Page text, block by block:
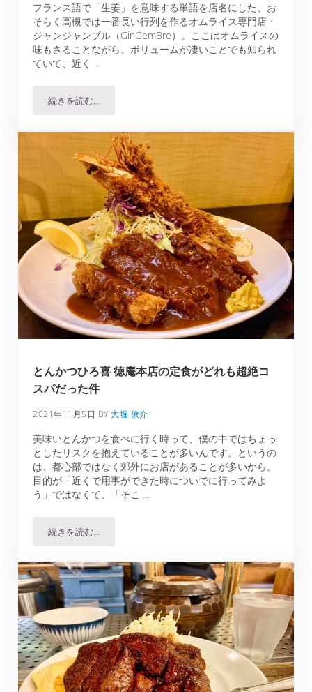
フランス語で「生姜」を意味する単語を店名にした、お
そらく高槻では一番長い行列を作るオムライス専門店・
ジャンジャンブル（GinGemBre）。ここはオムライスの
味もさることながら、ボリュームが凄いことでも知られ
ていて、近く …
続きを読む…[閉店確認]ジャンジャンブル｜高槻のオムライス人気店で
とんかつひろ喜 徳庵本店の定食がどれも超絶コ
スパだった件
2021年11月5日 BY大堀 僚介
美味いとんかつを食べに行く時って、僕の中ではちょっ
としたリスクを抱えていることが多いんです。というの
は、都心部ではなく郊外にお店があることが多いから。
目的が「近くで用事ができた時についでに行ってみよ
う」ではなくて、「そこ …
続きを読む…とんかつひろ喜 徳庵本店の定食がどれも超絶コスパだっ